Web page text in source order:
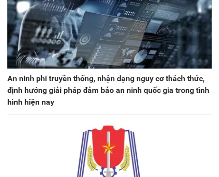
An ninh phi truyền thống, nhận dạng nguy cơ thách thức,
định hướng giải pháp đảm bảo an ninh quốc gia trong tình
hình hiện nay